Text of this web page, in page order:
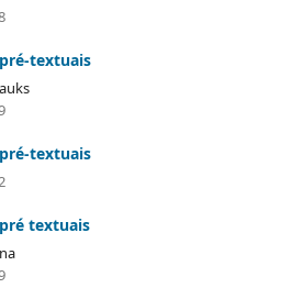
textuais
textuais
textuais